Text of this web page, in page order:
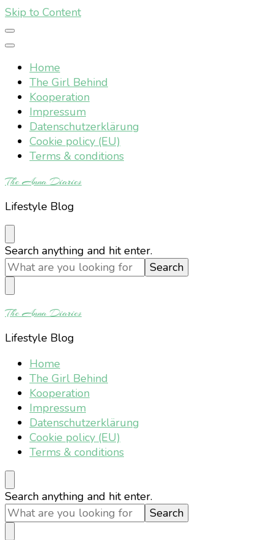
Skip to Content
Home
The Girl Behind
Kooperation
Impressum
Datenschutzerklärung
Cookie policy (EU)
Terms & conditions
The Anna Diaries
Lifestyle Blog
Looking
for
Something?
Search anything and hit enter.
The Anna Diaries
Lifestyle Blog
Home
The Girl Behind
Kooperation
Impressum
Datenschutzerklärung
Cookie policy (EU)
Terms & conditions
Looking
for
Something?
Search anything and hit enter.